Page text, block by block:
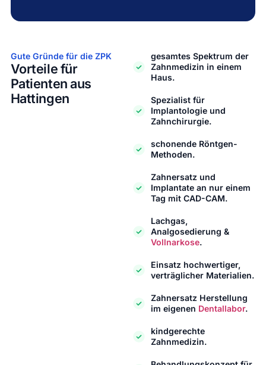
Gute Gründe für die ZPK​
Vorteile für
Patienten aus
Hattingen
gesamtes Spektrum der
Zahnmedizin in einem
Haus.
Spezialist für
Implantologie und
Zahnchirurgie.
schonende Röntgen-
Methoden.
Zahnersatz und
Implantate an nur einem
Tag mit CAD-CAM.
Lachgas,
Analgosedierung &
Vollnarkose.
Einsatz hochwertiger,
verträglicher Materialien.
Zahnersatz Herstellung
im eigenen Dentallabor.
kindgerechte
Zahnmedizin.